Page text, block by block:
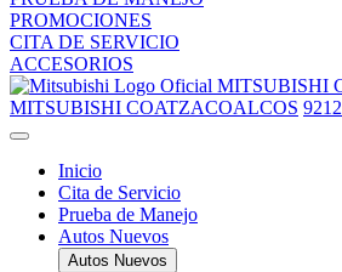
PROMOCIONES
CITA DE SERVICIO
ACCESORIOS
MITSUBISHI
MITSUBISHI COATZACOALCOS
Inicio
Cita de Servicio
Prueba de Manejo
Autos Nuevos
Autos Nuevos